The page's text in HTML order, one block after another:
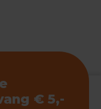
€ 5,-